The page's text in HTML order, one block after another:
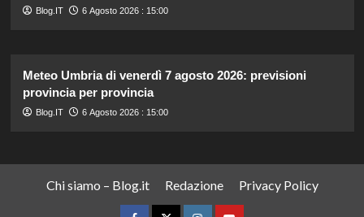
Blog.IT 6 Agosto 2026 : 15:00
Meteo Umbria di venerdì 7 agosto 2026: previsioni
provincia per provincia
Blog.IT 6 Agosto 2026 : 15:00
Chi siamo – Blog.it Redazione Privacy Policy